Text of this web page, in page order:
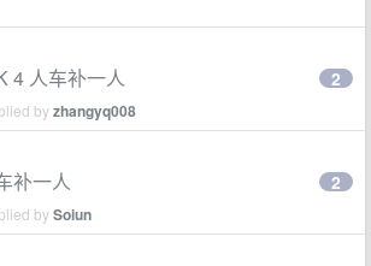
4 人车补一人
byzhangyq008
2
补一人
bySoiun
2